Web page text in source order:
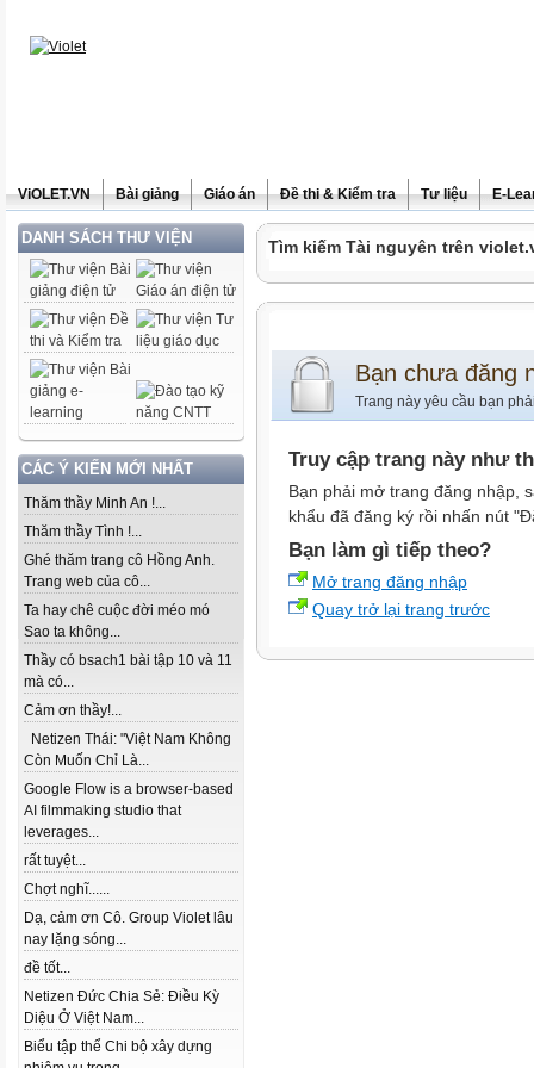
ViOLET.VN Bài giảng Giáo án Đề thi & Kiểm tra Tư liệu E-
DANH SÁCH THƯ VIỆN
CÁC Ý KIẾN MỚI NHẤT
Thăm thầy Minh An !...
Thăm thầy Tình !...
Ghé thăm trang cô Hồng Anh.
Trang web của cô...
Ta hay chê cuộc đời méo mó
Sao ta không...
Thầy có bsach1 bài tập 10 và 11
mà có...
Cảm ơn thầy!...
Netizen Thái: "Việt Nam Không
Còn Muốn Chỉ Là...
Google Flow is a browser-based
AI filmmaking studio that
leverages...
rất tuyệt...
Chợt nghĩ......
Dạ, cảm ơn Cô. Group Violet lâu
nay lặng sóng...
đề tốt...
Netizen Đức Chia Sẻ: Điều Kỳ
Diệu Ở Việt Nam...
Biểu tập thể Chi bộ xây dựng
Tìm kiếm Tài nguyên trên
Bạn chưa đăng
Trang này yêu cầu bạn
Truy cập trang này như
Bạn phải mở trang đăng nhập,
khẩu đã đăng ký rồi nhấn nút
Bạn làm gì tiếp theo?
Mở trang đăng nhập
Quay trở lại trang trước